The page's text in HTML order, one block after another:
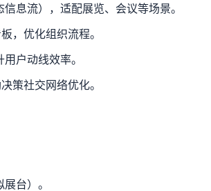
息流），适配展览、会议等场景。
，优化组织流程。
户动线效率。
策社交网络优化。
台）。